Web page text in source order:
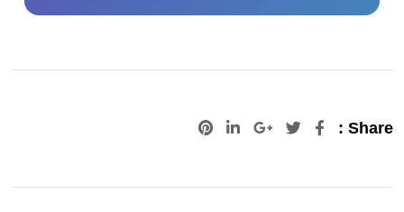
Share :
Google+
LinkedIn
Pinterest